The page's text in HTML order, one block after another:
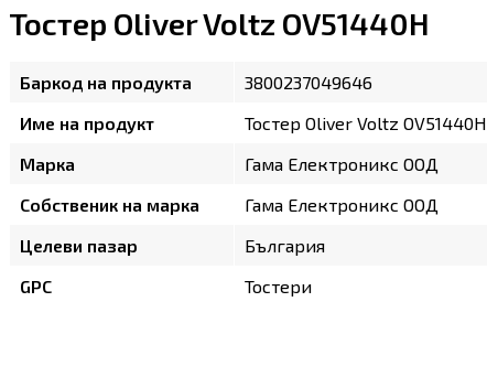
Тостер Oliver Voltz OV51440H
Баркод на продукта
3800237049646
Име на продукт
Тостер Oliver Voltz OV51440H
Марка
Гама Електроникс ООД
Собственик на марка
Гама Електроникс ООД
Целеви пазар
България
GPC
Тостери